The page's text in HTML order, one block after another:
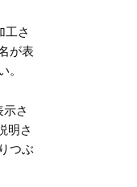
工さ
が表
。
さ
明さ
つぶ